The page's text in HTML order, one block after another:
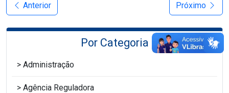
Anterior Próximo
Por Categoria
Administração
Agência Reguladora